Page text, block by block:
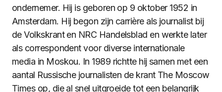
ondernemer. Hij is geboren op 9 oktober 1952 in
Amsterdam. Hij begon zijn carrière als journalist bij
de Volkskrant en NRC Handelsblad en werkte later
als correspondent voor diverse internationale
media in Moskou. In 1989 richtte hij samen met een
aantal Russische journalisten de krant The Moscow
Times op, die al snel uitgroeide tot een belangrijk